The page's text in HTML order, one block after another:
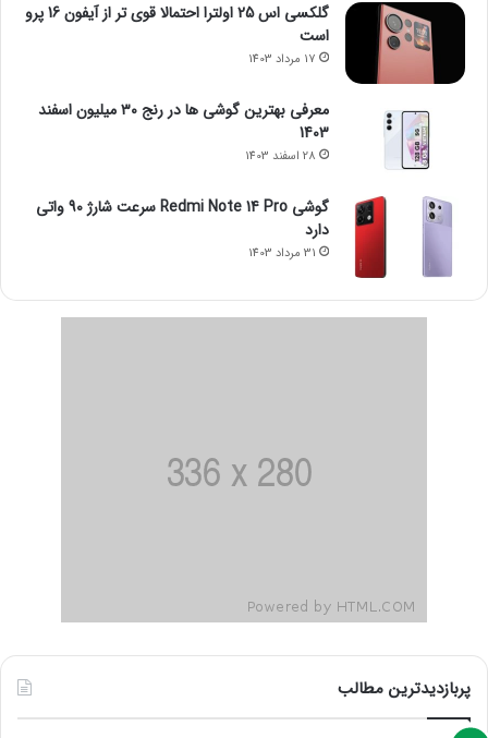
گلکسی اس 25 اولترا احتمالا قوی تر از آیفون 16 پرو
است
17 مرداد 1403
معرفی بهترین گوشی ها در رنج ۳۰ میلیون اسفند
1403
28 اسفند 1403
گوشی Redmi Note 14 Pro سرعت شارژ 90 واتی
دارد
31 مرداد 1403
پربازدیدترین مطالب